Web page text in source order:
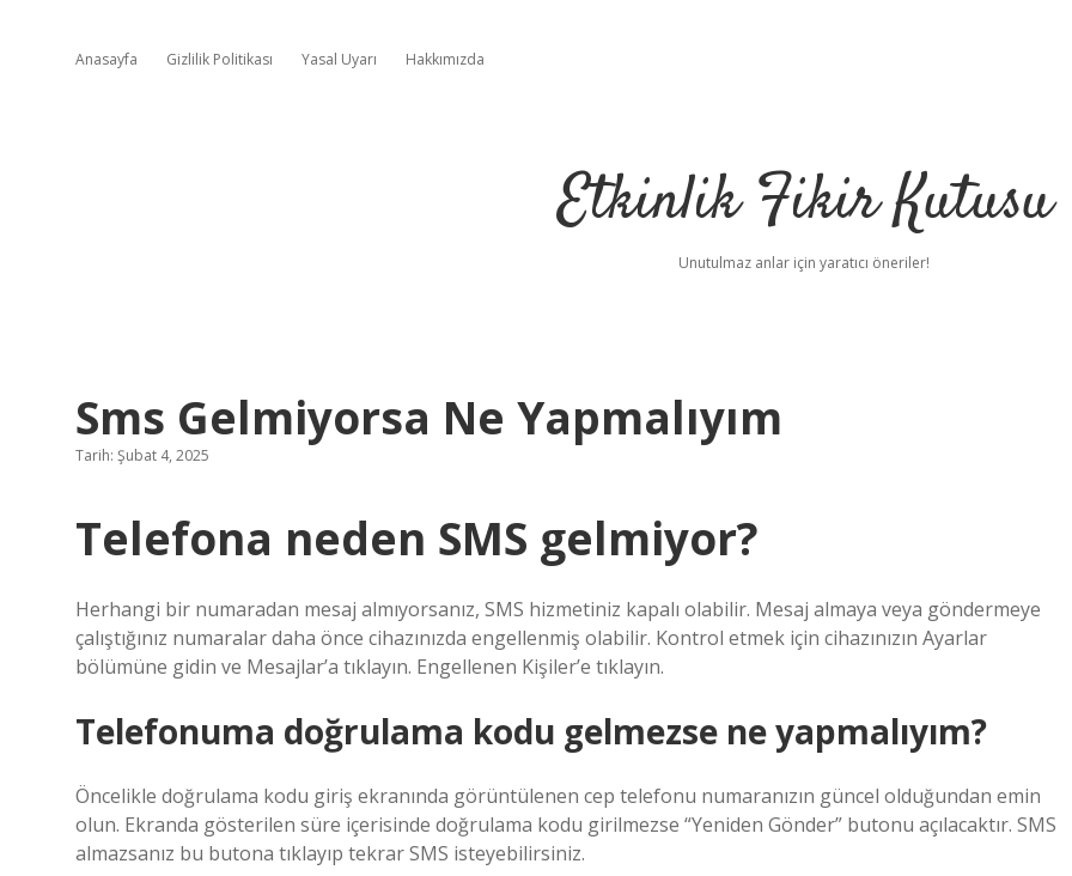
Anasayfa Gizlilik Politikası Yasal Uyarı Hakkımızda
Etkinlik Fikir Kutusu
Unutulmaz anlar için yaratıcı öneriler!
Sms Gelmiyorsa Ne Yapmalıyım
Tarih: Şubat 4, 2025
Telefona neden SMS gelmiyor?
Herhangi bir numaradan mesaj almıyorsanız, SMS hizmetiniz kapalı olabilir. Mesaj almaya veya göndermeye
çalıştığınız numaralar daha önce cihazınızda engellenmiş olabilir. Kontrol etmek için cihazınızın Ayarlar
bölümüne gidin ve Mesajlar’a tıklayın. Engellenen Kişiler’e tıklayın.
Telefonuma doğrulama kodu gelmezse ne yapmalıyım?
Öncelikle doğrulama kodu giriş ekranında görüntülenen cep telefonu numaranızın güncel olduğundan emin
olun. Ekranda gösterilen süre içerisinde doğrulama kodu girilmezse “Yeniden Gönder” butonu açılacaktır. SMS
almazsanız bu butona tıklayıp tekrar SMS isteyebilirsiniz.